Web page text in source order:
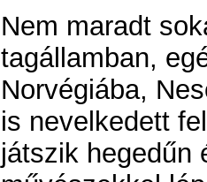
Nem maradt
tagállamban,
Norvégiába,
is nevelkedett
játszik hegedűn